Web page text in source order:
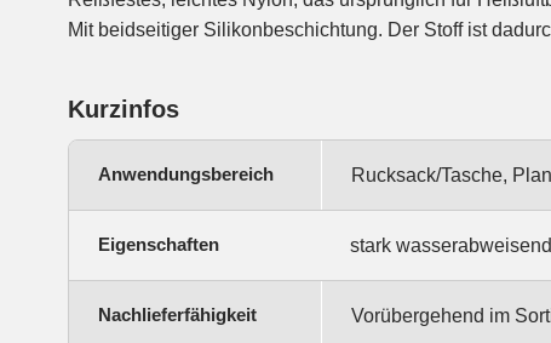
Mit beidseitiger Silikonbeschichtung. Der Stoff ist
Kurzinfos
Anwendungsbereich Rucksack/Tasche,
Eigenschaften stark
Nachlieferfähigkeit Vorübergehend im